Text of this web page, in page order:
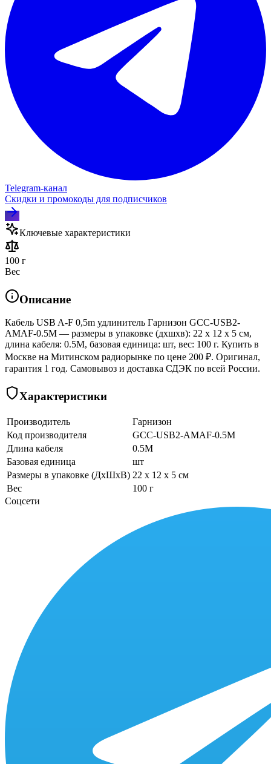
Telegram‑канал
Скидки и промокоды для подписчиков
Ключевые характеристики
100 г
Вес
Описание
Кабель USB A-F 0,5m удлинитель Гарнизон GCC-USB2-
AMAF-0.5M — размеры в упаковке (дхшхв): 22 x 12 x 5 см,
длина кабеля: 0.5M, базовая единица: шт, вес: 100 г. Купить в
Москве на Митинском радиорынке по цене 200 ₽. Оригинал,
гарантия 1 год. Самовывоз и доставка СДЭК по всей России.
Характеристики
Производитель
Гарнизон
Код производителя
GCC-USB2-AMAF-0.5M
Длина кабеля
0.5M
Базовая единица
шт
Размеры в упаковке (ДхШхВ) 22 x 12 x 5 см
Вес
100 г
Соцсети